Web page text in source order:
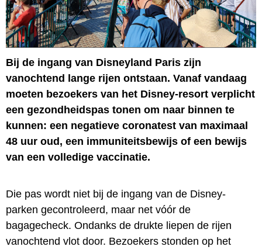
Bij de ingang van Disneyland Paris zijn
vanochtend lange rijen ontstaan. Vanaf vandaag
moeten bezoekers van het Disney-resort verplicht
een gezondheidspas tonen om naar binnen te
kunnen: een negatieve coronatest van maximaal
48 uur oud, een immuniteitsbewijs of een bewijs
van een volledige vaccinatie.
Die pas wordt niet bij de ingang van de Disney-
parken gecontroleerd, maar net vóór de
bagagecheck. Ondanks de drukte liepen de rijen
vanochtend vlot door. Bezoekers stonden op het